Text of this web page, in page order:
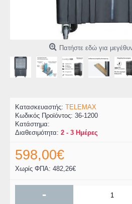
Πατήστε εδώ για
Κατασκευαστής: TELEMAX
Κωδικός Προϊόντος: 36-1200
Κατάστημα:
Διαθεσιμότητα: 2 - 3 Ημέρες
598,00€
Χωρίς ΦΠΑ: 482,26€
-